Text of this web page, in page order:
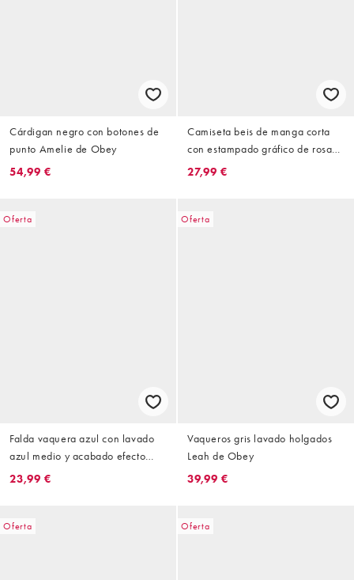
Cárdigan negro con botones de
punto Amelie de Obey
54,99 €
Camiseta beis de manga corta
con estampado gráfico de rosa
de papel de Obey
27,99 €
Oferta
Falda vaquera azul con lavado
azul medio y acabado efecto
arrugado Trinity de Obey (parte
23,99 €
Oferta
Vaqueros gris lavado holgados
Leah de Obey
39,99 €
Oferta Oferta